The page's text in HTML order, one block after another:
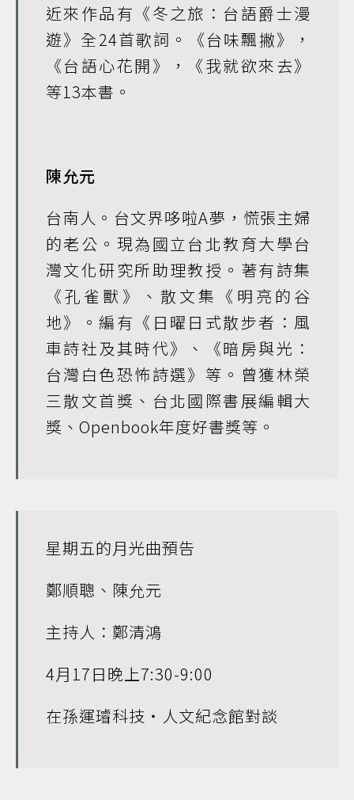
近來作品有《冬之旅：台語爵士漫
遊》全24首歌詞。《台味飄撇》，
《台語心花開》，《我就欲來去》
等13本書。
陳允元
台南人。台文界哆啦A夢，慌張主婦
的老公。現為國立台北教育大學台
灣文化研究所助理教授。著有詩集
《孔雀獸》、散文集《明亮的谷
地》。編有《日曜日式散步者：風
車詩社及其時代》、《暗房與光：
台灣白色恐怖詩選》等。曾獲林榮
三散文首獎、台北國際書展編輯大
獎、Openbook年度好書獎等。
星期五的月光曲預告
鄭順聰、陳允元
主持人：鄭清鴻
4月17日晚上7:30-9:00
在孫運璿科技‧人文紀念館對談